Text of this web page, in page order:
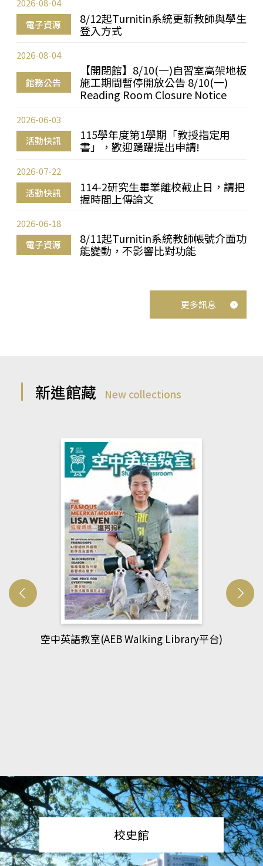
電子資源
8/12起Turnitin系統更新教師與學生
登入方式
2026-08-04
館務公告
【開閉館】8/10(一)自習室高架地板
施工期間暫停開放公告 8/10(一)
Reading Room Closure Notice
2026-08-04
活動快訊
115學年度第1學期「教授指定用
書」，歡迎踴躍提出申請!
2026-06-03
活動快訊
114-2研究生畢業離校截止日，請把
握時間上傳論文
2026-07-22
電子資源
8/11起Turnitin系統教師帳號介面功
能變動，不影響比對功能
2026-06-18
更多訊息
新進館藏 New collections
網管人(kono平台)
校史館